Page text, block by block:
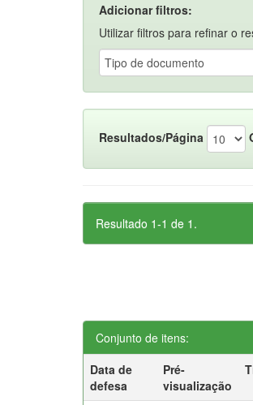
Adicionar filtros:
Utilizar filtros para refinar o
Resultados/Página
Resultado 1-1 de 1.
Conjunto de itens:
Data de
defesa
Pré-
visualização